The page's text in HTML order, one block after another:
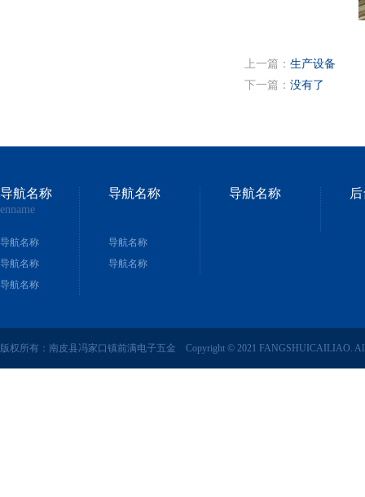
上一篇： 生产设备
下一篇： 没有了
导航名称
enname
导航名称
导航名称
导航名称
导航名称
导航名称
导航名称
导航名称
版权所有：南皮县冯家口镇前满电子五金 Copyright © 2021 FANGSHUICAILIAO. All